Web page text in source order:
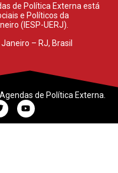
de Política Externa está
e Políticos da
(IESP-UERJ).
– RJ, Brasil
de Política Externa.